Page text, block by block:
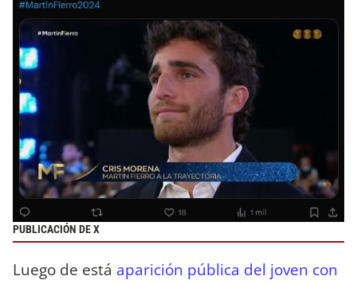
PUBLICACIÓN DE X
Luego de está aparición pública del joven con